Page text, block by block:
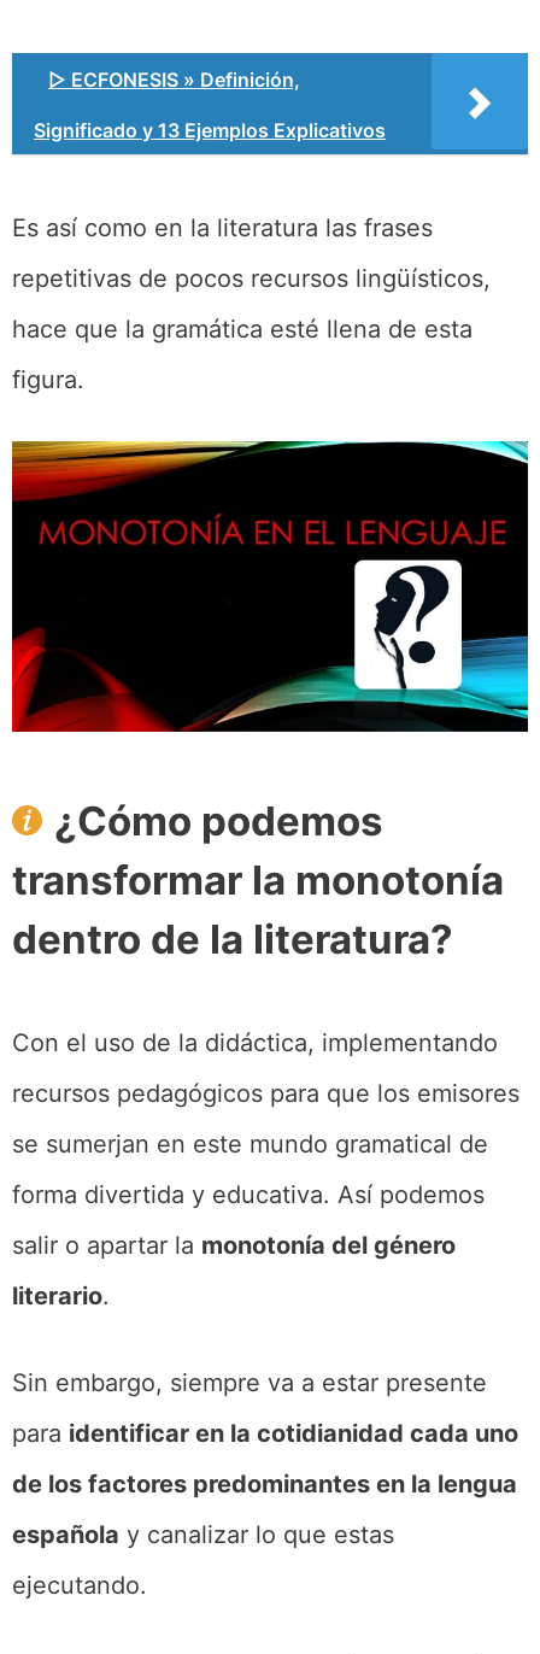
▷ ECFONESIS » Definición,
Significado y 13 Ejemplos Explicativos
Es así como en la literatura las frases
repetitivas de pocos recursos lingüísticos,
hace que la gramática esté llena de esta
figura.
¿Cómo podemos
transformar la monotonía
dentro de la literatura?
Con el uso de la didáctica, implementando
recursos pedagógicos para que los emisores
se sumerjan en este mundo gramatical de
forma divertida y educativa. Así podemos
salir o apartar la monotonía del género
literario.
Sin embargo, siempre va a estar presente
para identificar en la cotidianidad cada uno
de los factores predominantes en la lengua
española y canalizar lo que estas
ejecutando.